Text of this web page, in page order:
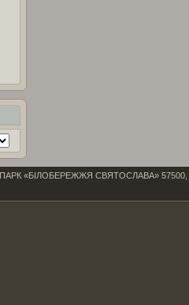
«БІЛОБЕРЕЖЖЯ СВЯТОСЛАВА» 57500,